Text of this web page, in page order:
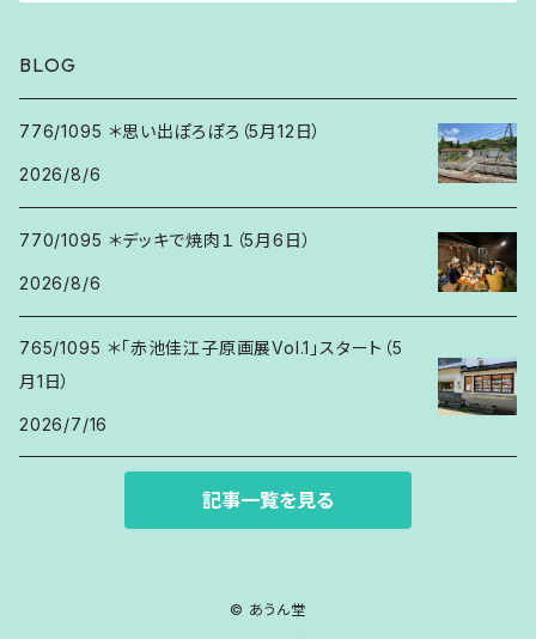
BLOG
776/1095 ＊思い出ぽろぽろ（5月12日）
2026/8/6
770/1095 ＊デッキで焼肉１（5月6日）
2026/8/6
765/1095 ＊「赤池佳江子原画展Vol.1」スタート（5
月1日）
2026/7/16
記事一覧を見る
© あうん堂